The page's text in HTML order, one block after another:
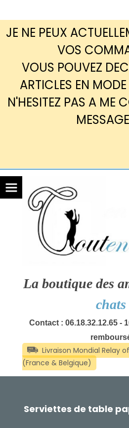
JE NE PEUX
VOS
VOUS POUVEZ
ARTICLES EN
N'HESITEZ PAS A ME
La boutique des
chats
Contact : 06.18.32.12.65 -
Serviettes de table